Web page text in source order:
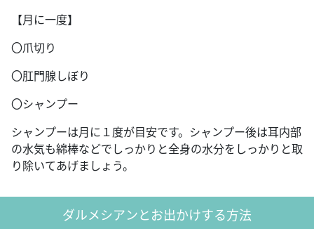
【月に一度】
〇爪切り
〇肛門腺しぼり
〇シャンプー
シャンプーは月に１度が目安です。シャンプー後は耳内部
の水気も綿棒などでしっかりと全身の水分をしっかりと取
り除いてあげましょう。
ダルメシアンとお出かけする方法